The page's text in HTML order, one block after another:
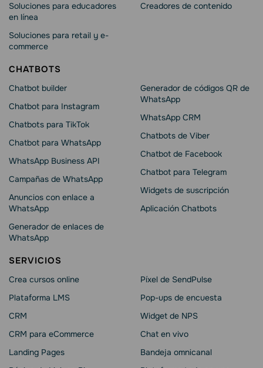
Soluciones para educadores
en línea
Soluciones para retail y e-
commerce
Creadores de contenido
CHATBOTS
Chatbot builder
Chatbot para Instagram
Chatbots para TikTok
Chatbot para WhatsApp
WhatsApp Business API
Campañas de WhatsApp
Anuncios con enlace a
WhatsApp
Generador de enlaces de
WhatsApp
Generador de códigos QR de
WhatsApp
WhatsApp CRM
Chatbots de Viber
Chatbot de Facebook
Chatbot para Telegram
Widgets de suscripción
Aplicación Chatbots
SERVICIOS
Crea cursos online
Plataforma LMS
CRM
CRM para eCommerce
Landing Pages
Píxel de SendPulse
Pop-ups de encuesta
Widget de NPS
Chat en vivo
Bandeja omnicanal